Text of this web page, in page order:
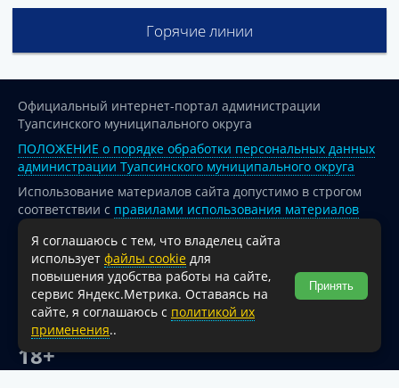
Горячие линии
Официальный интернет-портал администрации
Туапсинского муниципального округа
ПОЛОЖЕНИЕ о порядке обработки персональных данных
администрации Туапсинского муниципального округа
Использование материалов сайта допустимо в строгом
соответствии с правилами использования материалов
опубликованных на сайте
При перепечатке и использовании информации ссылка
на источник обязательна.
Для сайтов и страниц сети Интернет обязательна
активная гиперссылка на официальный интернет-портал
администрации Туапсинского муниципального округа.
18+
Я соглашаюсь с тем, что владелец сайта
использует файлы cookie для
повышения удобства работы на сайте,
сервис Яндекс.Метрика. Оставаясь на
сайте, я соглашаюсь с политикой их
применения..
Принять